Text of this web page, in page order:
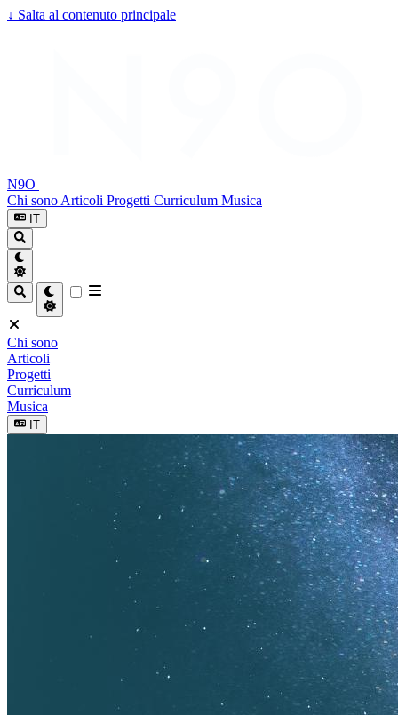
↓ Salta al contenuto principale
N9O
Chi sono Articoli Progetti Curriculum Musica
IT
Chi sono
Articoli
Progetti
Curriculum
Musica
IT